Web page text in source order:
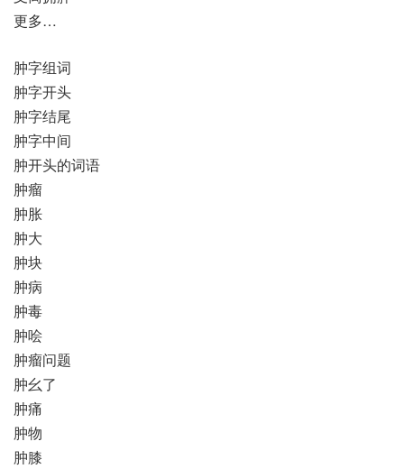
更多…
肿字组词
肿字开头
肿字结尾
肿字中间
肿开头的词语
肿瘤
肿胀
肿大
肿块
肿病
肿毒
肿哙
肿瘤问题
肿幺了
肿痛
肿物
肿膝